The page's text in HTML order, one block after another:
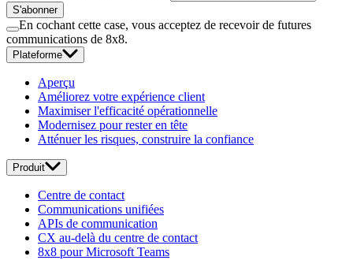
S'abonner
En cochant cette case, vous acceptez de recevoir de futures
communications de 8x8.
Plateforme
Aperçu
Améliorez votre expérience client
Maximiser l'efficacité opérationnelle
Modernisez pour rester en tête
Atténuer les risques, construire la confiance
Produit
Centre de contact
Communications unifiées
APIs de communication
CX au-delà du centre de contact
8x8 pour Microsoft Teams